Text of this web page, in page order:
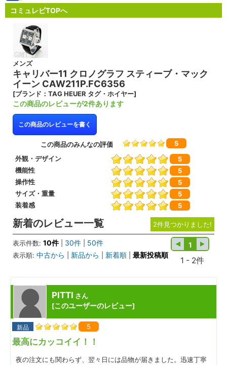
コミュレビTOPへ
メンズ
キャリバー11 クロノグラフ スティーブ・マック
イーン CAW211P.FC6356
[ブランド：TAG HEUER タグ・ホイヤー]
この商品のレビューが2件あります
この商品のレビューを書く
この商品のみんなの評価
5
外観・デザイン
5
機能性
5
操作性
5
サイズ・重量
5
装着感
5
新着のレビュー一覧 2件見つかりました!
表示件数: 10件| 30件 50件
表示順: 中古から 新品から 新着順 最新投稿順
1
1 - 2件
PITTI さん
[このユーザーのレビュー]
新品 5
最高にカッコイイ！！
夜の注文にも関わらず、翌々日には品物が届きました。迅速丁寧